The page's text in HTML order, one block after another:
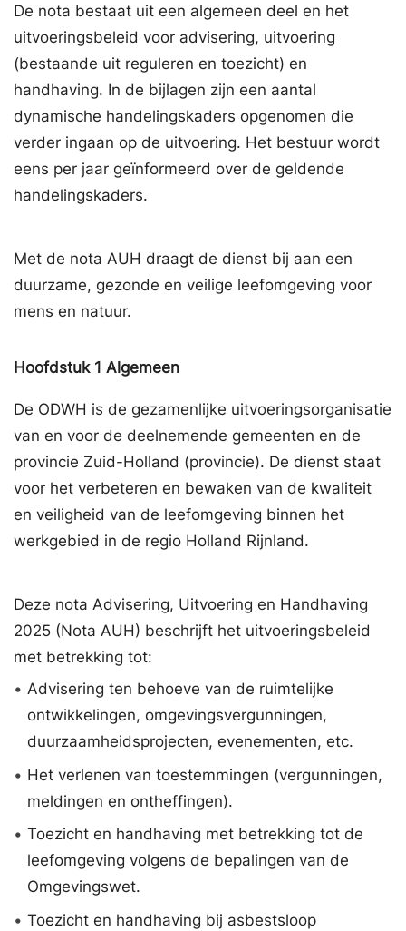
De nota bestaat uit een algemeen deel en het
uitvoeringsbeleid voor advisering, uitvoering
(bestaande uit reguleren en toezicht) en
handhaving. In de bijlagen zijn een aantal
dynamische handelingskaders opgenomen die
verder ingaan op de uitvoering. Het bestuur wordt
eens per jaar geïnformeerd over de geldende
handelingskaders.
Met de nota AUH draagt de dienst bij aan een
duurzame, gezonde en veilige leefomgeving voor
mens en natuur.
Hoofdstuk 1 Algemeen
De ODWH is de gezamenlijke uitvoeringsorganisatie
van en voor de deelnemende gemeenten en de
provincie Zuid-Holland (provincie). De dienst staat
voor het verbeteren en bewaken van de kwaliteit
en veiligheid van de leefomgeving binnen het
werkgebied in de regio Holland Rijnland.
Deze nota Advisering, Uitvoering en Handhaving
2025 (Nota AUH) beschrijft het uitvoeringsbeleid
met betrekking tot:
• Advisering ten behoeve van de ruimtelijke
ontwikkelingen, omgevingsvergunningen,
duurzaamheidsprojecten, evenementen, etc.
• Het verlenen van toestemmingen (vergunningen,
meldingen en ontheffingen).
• Toezicht en handhaving met betrekking tot de
leefomgeving volgens de bepalingen van de
Omgevingswet.
• Toezicht en handhaving bij asbestsloop